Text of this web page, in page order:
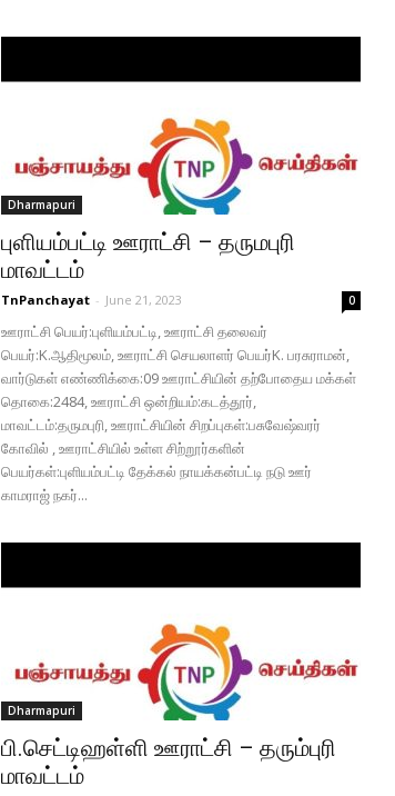
Dharmapuri
புளியம்பட்டி ஊராட்சி – தருமபுரி
மாவட்டம்
TnPanchayat - June 21, 2023 0
ஊராட்சி பெயர்:புளியம்பட்டி, ஊராட்சி தலைவர்
பெயர்:K.ஆதிமூலம், ஊராட்சி செயலாளர் பெயர்K. பரசுராமன்,
வார்டுகள் எண்ணிக்கை:09 ஊராட்சியின் தற்போதைய மக்கள்
தொகை:2484, ஊராட்சி ஒன்றியம்:கடத்தூர்,
மாவட்டம்:தருமபுரி, ஊராட்சியின் சிறப்புகள்:பசுவேஷ்வரர்
கோவில் , ஊராட்சியில் உள்ள சிற்றூர்களின்
பெயர்கள்:புளியம்பட்டி தேக்கல் நாயக்கன்பட்டி நடு ஊர்
காமராஜ் நகர்...
Dharmapuri
பி.செட்டிஹள்ளி ஊராட்சி – தரும்புரி
மாவட்டம்